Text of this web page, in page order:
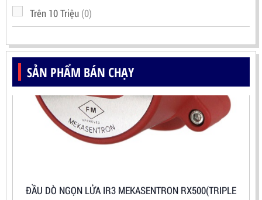
Trên 10 Triệu (0)
SẢN PHẨM BÁN CHẠY
IR FLAME DETECTOR)